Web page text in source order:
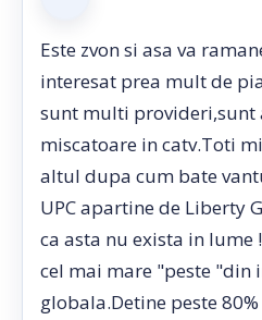
Este zvon si asa va
interesat prea mult de
sunt multi provideri,sunt
miscatoare in catv.Toti
altul dupa cum bate
UPC apartine de Liberty
ca asta nu exista in lume
cel mai mare "peste "din
globala.Detine peste